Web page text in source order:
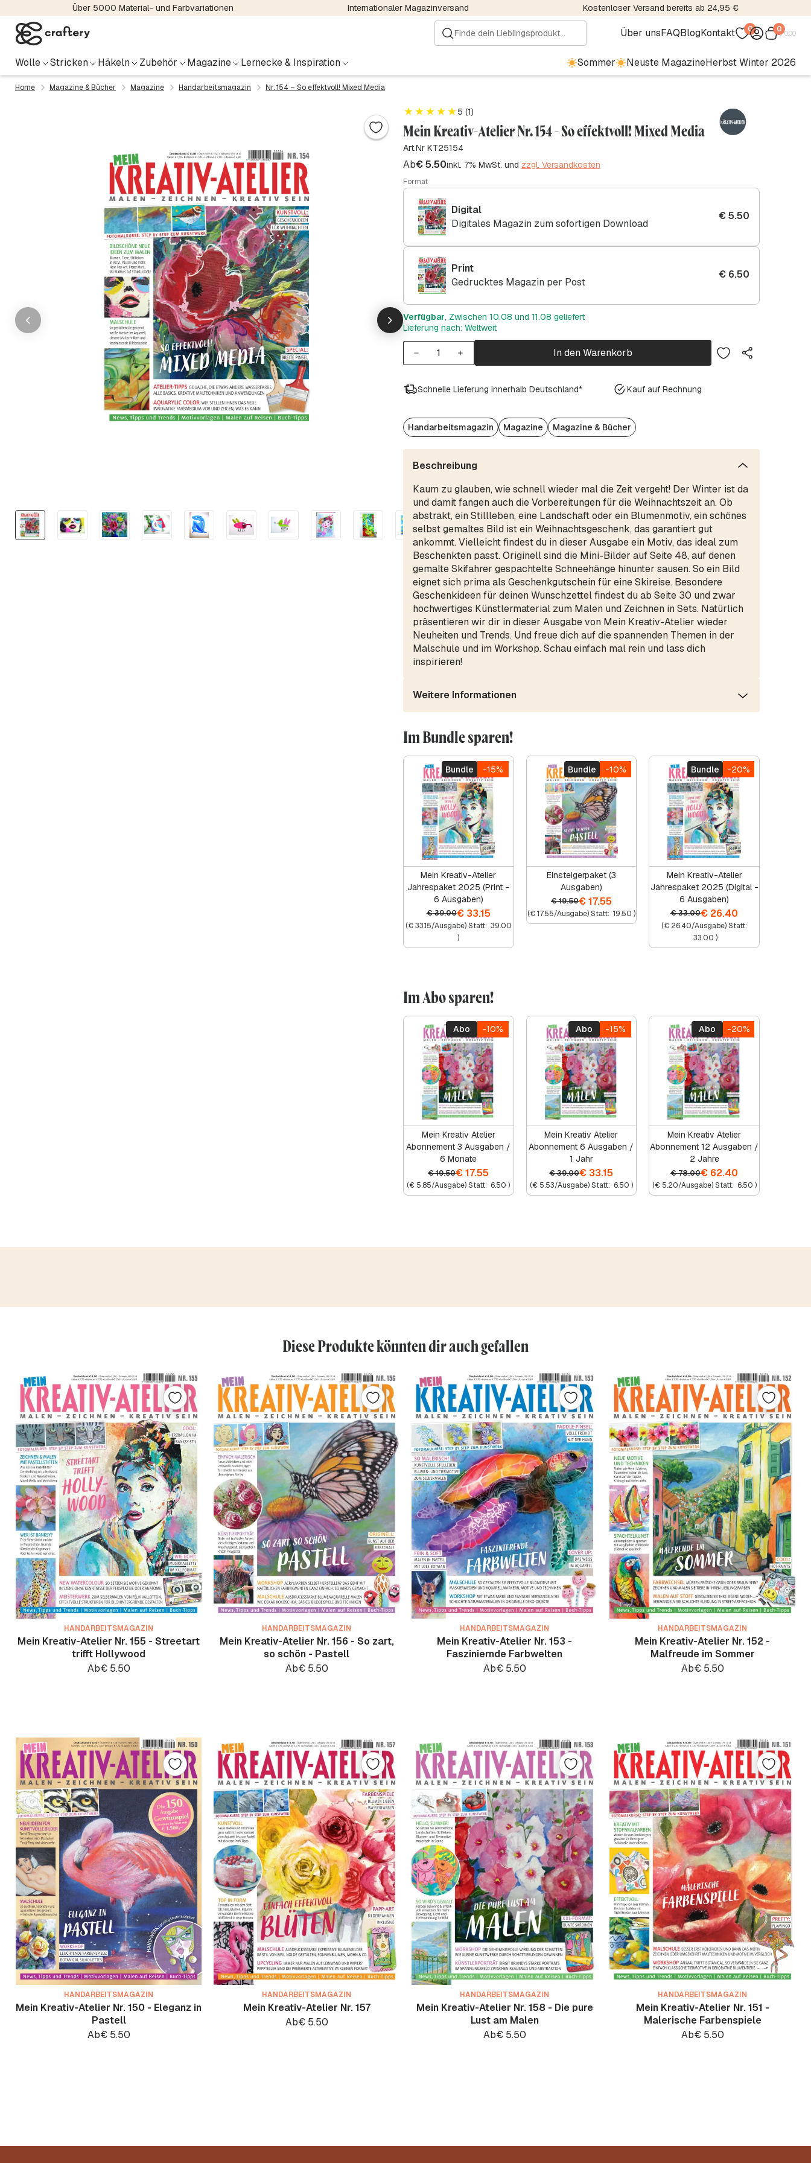
Über 5000 Material- und Farbvariationen Internationaler Magazinversand Kostenloser Versand bereits ab 24,95 €
Über unsFAQBlogKontakt 0 0€0.00
Wolle Stricken Häkeln Zubehör Magazine Lernecke & Inspiration Sommer Neuste MagazineHerbst Winter 2026
Home Magazine & Bücher Magazine Handarbeitsmagazin Nr. 154 – So effektvoll! Mixed Media
5 (1)
Mein Kreativ-Atelier Nr. 154 - So effektvoll! Mixed Media
Art.Nr KT25154
Ab€5.50inkl. 7% MwSt. und zzgl. Versandkosten
Format
Digital
Digitales Magazin zum sofortigen Download
€5.50
Print
Gedrucktes Magazin per Post
€6.50
Verfügbar, Zwischen 10.08 und 11.08 geliefert
Lieferung nach: Weltweit
In den Warenkorb
Schnelle Lieferung innerhalb Deutschland* Kauf auf Rechnung
Handarbeitsmagazin Magazine Magazine & Bücher
Beschreibung
Kaum zu glauben, wie schnell wieder mal die Zeit vergeht! Der Winter ist da
und damit fangen auch die Vorbereitungen für die Weihnachtszeit an. Ob
abstrakt, ein Stillleben, eine Landschaft oder ein Blumenmotiv, ein schönes
selbst gemaltes Bild ist ein Weihnachtsgeschenk, das garantiert gut
ankommt. Vielleicht findest du in dieser Ausgabe ein Motiv, das ideal zum
Beschenkten passt. Originell sind die Mini-Bilder auf Seite 48, auf denen
gemalte Skifahrer gespachtelte Schneehänge hinunter sausen. So ein Bild
eignet sich prima als Geschenkgutschein für eine Skireise. Besondere
Geschenkideen für deinen Wunschzettel findest du ab Seite 30 und zwar
hochwertiges Künstlermaterial zum Malen und Zeichnen in Sets. Natürlich
präsentieren wir dir in dieser Ausgabe von Mein Kreativ-Atelier wieder
Neuheiten und Trends. Und freue dich auf die spannenden Themen in der
Malschule und im Workshop. Schau einfach mal rein und lass dich
inspirieren!
Weitere Informationen
Im Bundle sparen!
Bundle -15%
Mein Kreativ-Atelier
Jahrespaket 2025 (Print -
6 Ausgaben)
€39.00€33.15
(€33.15/Ausgabe) Statt: 39.00
)
Bundle -10%
Einsteigerpaket (3
Ausgaben)
€19.50€17.55
(€17.55/Ausgabe) Statt: 19.50 )
Bundle -20%
Mein Kreativ-Atelier
Jahrespaket 2025 (Digital -
6 Ausgaben)
€33.00€ 26.40
(€ 26.40/Ausgabe) Statt:
33.00 )
Im Abo sparen!
Abo -10%
Mein Kreativ Atelier
Abonnement 3 Ausgaben /
6 Monate
€19.50€17.55
(€ 5.85/Ausgabe) Statt: 6.50 )
Abo -15%
Mein Kreativ Atelier
Abonnement 6 Ausgaben /
1 Jahr
€39.00€ 33.15
(€5.53/Ausgabe) Statt: 6.50 )
Abo -20%
Mein Kreativ Atelier
Abonnement 12 Ausgaben /
2 Jahre
€78.00€ 62.40
(€5.20/Ausgabe) Statt: 6.50 )
Diese Produkte könnten dir auch gefallen
HANDARBEITSMAGAZIN
Mein Kreativ-Atelier Nr. 155 - Streetart
trifft Hollywood
Ab€5.50
HANDARBEITSMAGAZIN
Mein Kreativ-Atelier Nr. 156 - So zart,
so schön - Pastell
Ab€5.50
HANDARBEITSMAGAZIN
Mein Kreativ-Atelier Nr. 153 -
Fasziniernde Farbwelten
Ab€5.50
HANDARBEITSMAGAZIN
Mein Kreativ-Atelier Nr. 152 -
Malfreude im Sommer
Ab€5.50
HANDARBEITSMAGAZIN
Mein Kreativ-Atelier Nr. 150 - Eleganz in
Pastell
Ab€5.50
HANDARBEITSMAGAZIN
Mein Kreativ-Atelier Nr. 157
Ab€5.50
HANDARBEITSMAGAZIN
Mein Kreativ-Atelier Nr. 158 - Die pure
Lust am Malen
Ab€5.50
HANDARBEITSMAGAZIN
Mein Kreativ-Atelier Nr. 151 -
Malerische Farbenspiele
Ab€5.50